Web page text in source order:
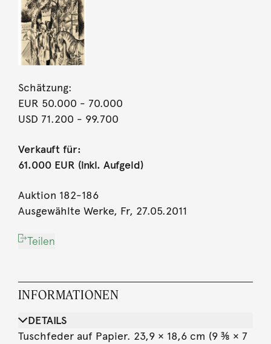
Schätzung:
EUR 50.000 - 70.000
USD 71.200 - 99.700
Verkauft für:
61.000 EUR (inkl. Aufgeld)
Auktion 182-186
Ausgewählte Werke, Fr, 27.05.2011
Teilen
INFORMATIONEN
DETAILS
Tuschfeder auf Papier. 23,9 × 18,6 cm (9 ⅜ × 7